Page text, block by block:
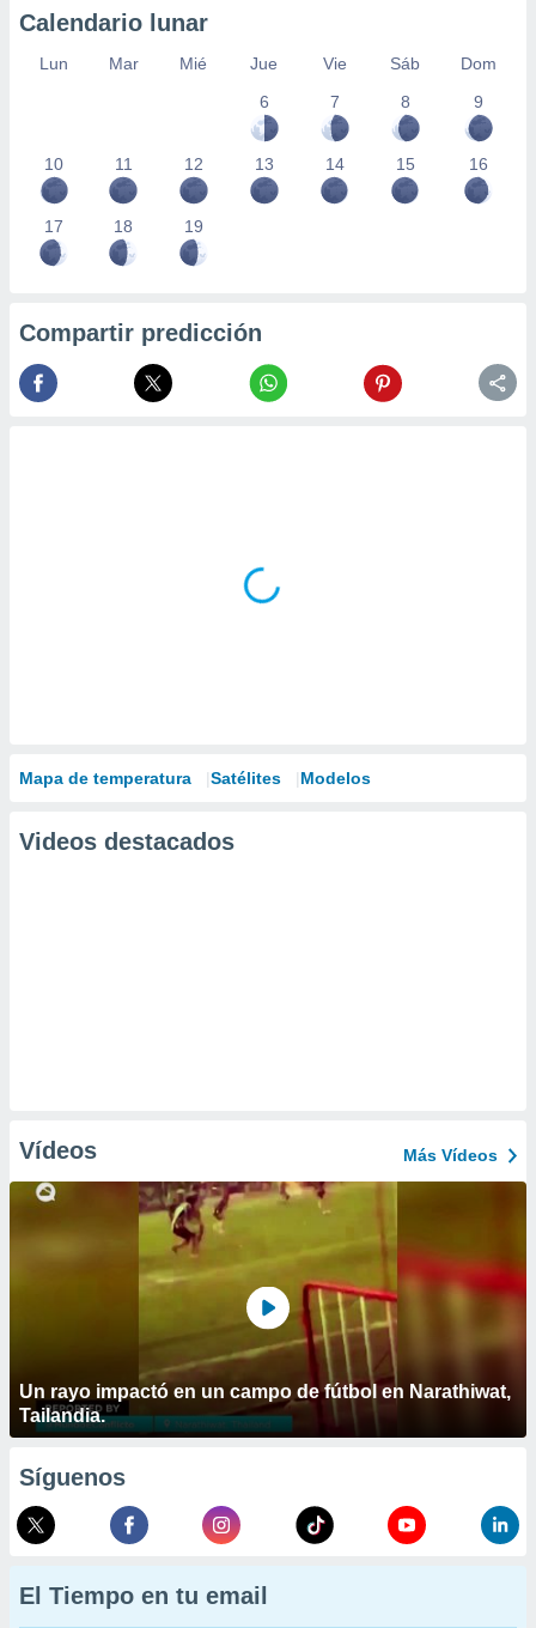
Calendario lunar
Lun Mar Mié Jue Vie Sáb
Dom
6
7 8 9
10 11 12 13 14 15 16
17 18 19
Compartir predicción
Mapa de temperatura Satélites Modelos
Videos destacados
Vídeos Más Vídeos
Un rayo impactó en un campo de fútbol en Narathiwat,
Tailandia.
Síguenos
El Tiempo en tu email